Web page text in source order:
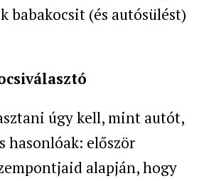
babakocsit (és autósülést)
úgy kell, mint autót,
hasonlóak: először
alapján, hogy